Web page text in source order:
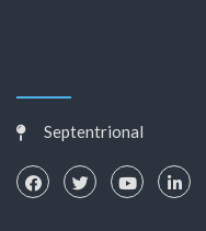
Septentrional